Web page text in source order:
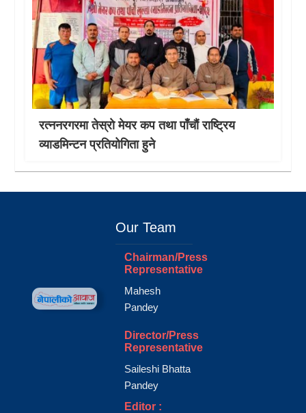
रत्ननरगरमा तेस्राे मेयर कप तथा पाँचौं राष्ट्रिय
व्याडमिन्टन प्रतियोगिता हुने
Our Team
Chairman/Press
Representative
Mahesh
Pandey
Director/Press
Representative
Saileshi Bhatta
Pandey
Editor :